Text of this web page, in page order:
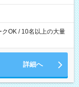
にお仕事
OK / 10名以上の大量
詳細へ